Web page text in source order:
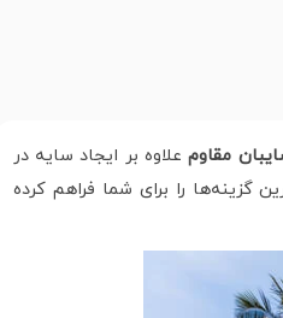
مقاومعلاوه بر ایجاد سایه در
گزینه‌ها را برای شما فراهم کرده